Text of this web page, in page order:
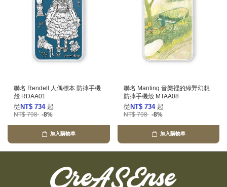
聯名 Rendell 人偶標本 防摔手機
殼 RDAA01
從 NT$ 734 起
NT$ 798 -8%
加入購物車
聯名 Manting 音樂裡的綠野幻想
防摔手機殼 MTAA08
從 NT$ 734 起
NT$ 798 -8%
加入購物車